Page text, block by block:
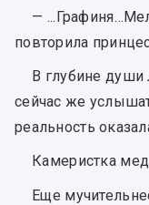
—
повторила
В глубине души
сейчас же
реальность
Камеристка
Еще